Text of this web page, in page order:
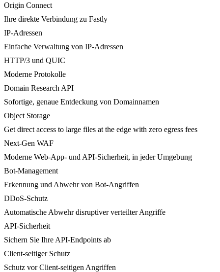
Origin Connect
Ihre direkte Verbindung zu Fastly
IP-Adressen
Einfache Verwaltung von IP-Adressen
HTTP/3 und QUIC
Moderne Protokolle
Domain Research API
Sofortige, genaue Entdeckung von Domainnamen
Object Storage
Get direct access to large files at the edge with zero egress fees
Next-Gen WAF
Moderne Web-App- und API-Sicherheit, in jeder Umgebung
Bot-Management
Erkennung und Abwehr von Bot-Angriffen
DDoS-Schutz
Automatische Abwehr disruptiver verteilter Angriffe
API-Sicherheit
Sichern Sie Ihre API-Endpoints ab
Client-seitiger Schutz
Schutz vor Client-seitigen Angriffen